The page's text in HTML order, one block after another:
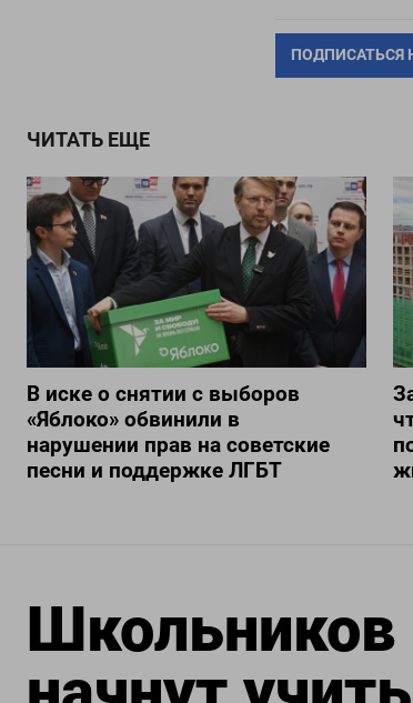
ПОДПИСАТЬСЯ
ЧИТАТЬ ЕЩЕ
В иске о снятии с выборов
«Яблоко» обвинили в
нарушении прав на советские
песни и поддержке ЛГБТ
Школьников